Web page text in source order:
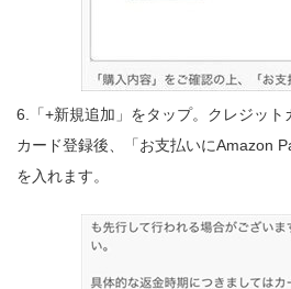
6.「+新規追加」をタップ。クレジット
カード登録後、「お支払いにAmazon
を入れます。